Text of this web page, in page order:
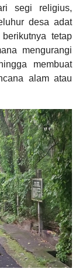
segi religius,
desa adat
tetap
mengurangi
membuat
alam atau